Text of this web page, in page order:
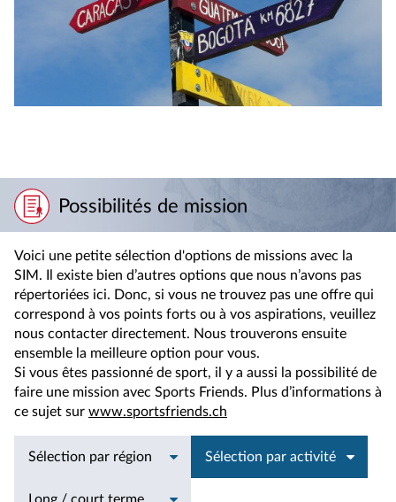
Possibilités de mission
Voici une petite sélection d'options de missions avec la
SIM. Il existe bien d’autres options que nous n’avons pas
répertoriées ici. Donc, si vous ne trouvez pas une offre qui
correspond à vos points forts ou à vos aspirations, veuillez
nous contacter directement. Nous trouverons ensuite
ensemble la meilleure option pour vous.
Si vous êtes passionné de sport, il y a aussi la possibilité de
faire une mission avec Sports Friends. Plus d’informations à
ce sujet sur www.sportsfriends.ch
Sélection par région Sélection par activité